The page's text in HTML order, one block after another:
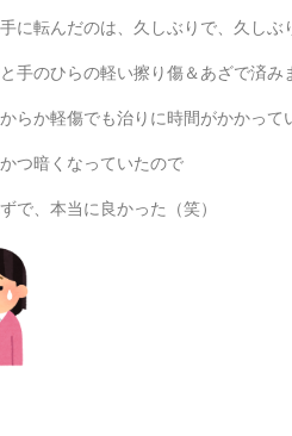
に転んだのは、久しぶりで、久しぶ
手のひらの軽い擦り傷＆あざで済み
らか軽傷でも治りに時間がかかって
つ暗くなっていたので
で、本当に良かった（笑）